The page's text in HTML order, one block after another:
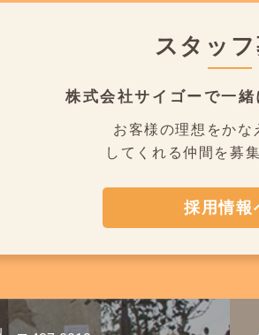
スタッ
株式会社サイゴーで一緒
お客様の理想をかな
してくれる仲間を募
採用情報